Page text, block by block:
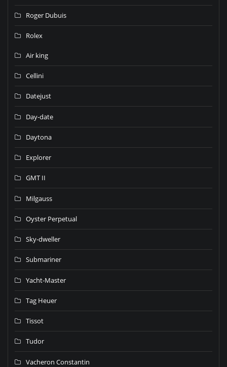
Roger Dubuis
Rolex
Air king
Cellini
Datejust
Day-date
Daytona
Explorer
GMT II
Milgauss
Oyster Perpetual
Sky-dweller
Submariner
Yacht-Master
Tag Heuer
Tissot
Tudor
Vacheron Constantin